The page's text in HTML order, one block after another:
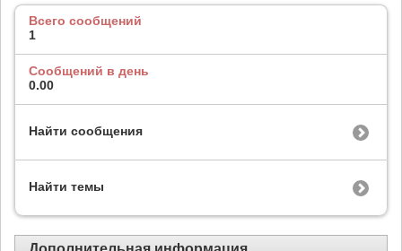
Всего сообщений
1
Сообщений в день
0.00
Найти сообщения
Найти темы